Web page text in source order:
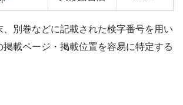
、別巻などに記載された検字番号を用い
掲載ページ・掲載位置を容易に特定する